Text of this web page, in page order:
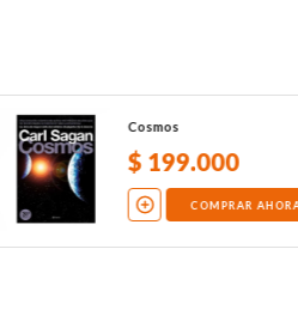
$ 10.500
COMPRAR AHORA